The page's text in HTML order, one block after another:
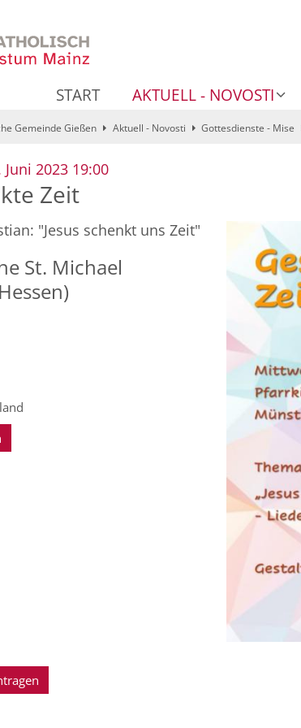
START AKTUELL - NOVOSTI
Gemeinde Gießen Aktuell - Novosti Gottesdienste - Mise
2023 19:00:
Zeit
"Jesus schenkt uns Zeit"
St. Michael